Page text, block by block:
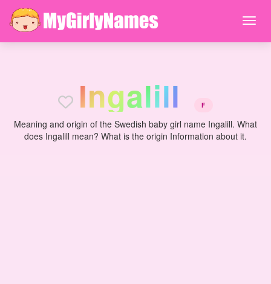
Ingalill F
Meaning and origin of the Swedish baby girl name Ingalill. What
does Ingalill mean? What is the origin Information about it.